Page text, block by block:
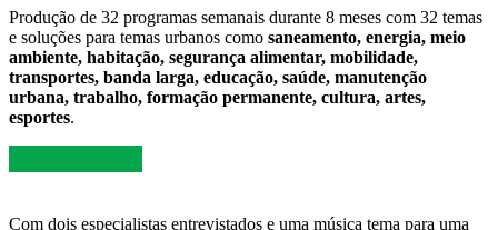
Produção de 32 programas semanais durante 8 meses com 32 temas
e soluções para temas urbanos como saneamento, energia, meio
ambiente, habitação, segurança alimentar, mobilidade,
transportes, banda larga, educação, saúde, manutenção
urbana, trabalho, formação permanente, cultura, artes,
esportes.
Com dois especialistas entrevistados e uma música tema para uma